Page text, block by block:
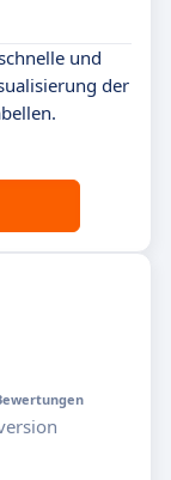
und
der